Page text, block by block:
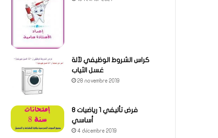
كراس الشروط الوظيفي لآلة
غسل الثياب
28 novembre 2019
فرض تأليفي 1 رياضيات 8
أساسي
4 décembre 2019